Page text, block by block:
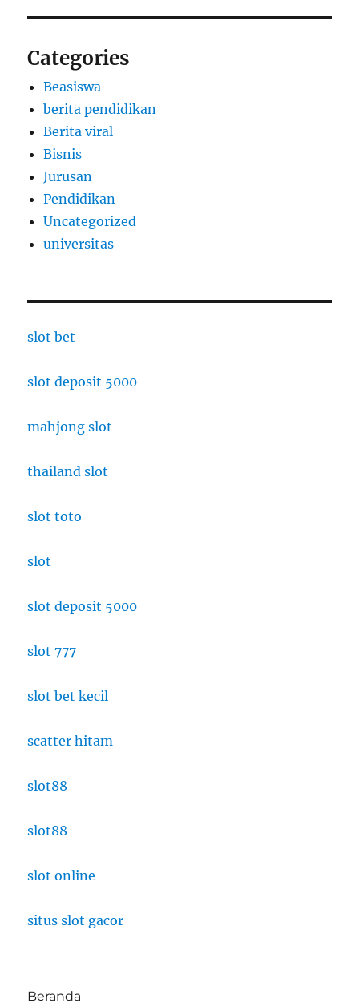
Categories
Beasiswa
berita pendidikan
Berita viral
Bisnis
Jurusan
Pendidikan
Uncategorized
universitas
slot bet
slot deposit 5000
mahjong slot
thailand slot
slot toto
slot
slot deposit 5000
slot 777
slot bet kecil
scatter hitam
slot88
slot88
slot online
situs slot gacor
Beranda